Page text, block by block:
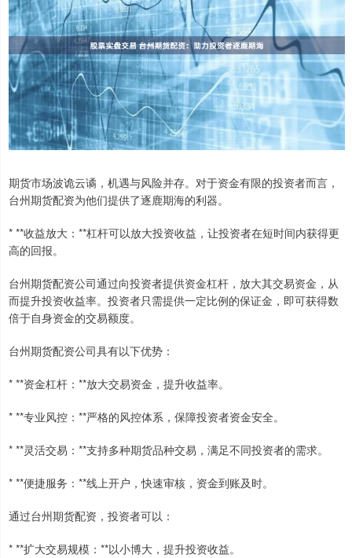
期货市场波诡云谲，机遇与风险并存。对于资金有限的投资者而言，
台州期货配资为他们提供了逐鹿期海的利器。
* **收益放大：**杠杆可以放大投资收益，让投资者在短时间内获得更
高的回报。
台州期货配资公司通过向投资者提供资金杠杆，放大其交易资金，从
而提升投资收益率。投资者只需提供一定比例的保证金，即可获得数
倍于自身资金的交易额度。
台州期货配资公司具有以下优势：
* **资金杠杆：**放大交易资金，提升收益率。
* **专业风控：**严格的风控体系，保障投资者资金安全。
* **灵活交易：**支持多种期货品种交易，满足不同投资者的需求。
* **便捷服务：**线上开户，快速审核，资金到账及时。
通过台州期货配资，投资者可以：
* **扩大交易规模：**以小博大，提升投资收益。